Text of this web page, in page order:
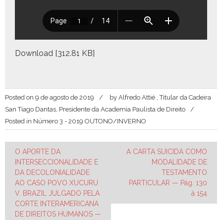
Down­load [312.81 KB]
Posted on 9 de agosto de 2019 by Alfredo Attié , Titular da Cadeira
San Tiago Dantas, Presidente da Academia Paulista de Direito
Posted in Número 3 - 2019 OUTONO/INVERNO
Navegação
de
Post
O APORTE DA
INTERSECCIONALIDADE E
DA DECOLONIALIDADE
AO CASO POVO XUCURU
V. BRAZIL JULGADO PELA
CORTE INTERAMERICANA
DE DIREITOS HUMANOS —
A CARTA SUICIDA COMO
MODALIDADE DE
TESTAMENTO
PARTICULAR — Pág. 130
à 154